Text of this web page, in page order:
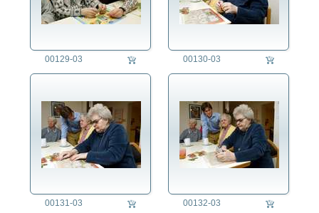
00129-03 00130-03
00131-03 00132-03